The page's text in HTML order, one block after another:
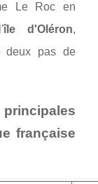
Le Roc en
île d'Oléron,
deux pas de
française